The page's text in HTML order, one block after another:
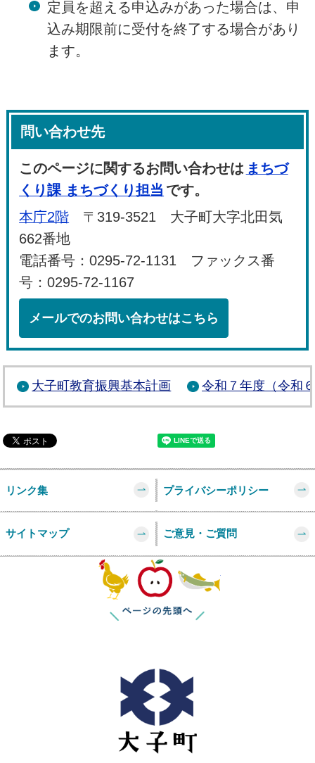
定員を超える申込みがあった場合は、申
込み期限前に受付を終了する場合があり
ます。
問い合わせ先
このページに関するお問い合わせは まちづ
くり課 まちづくり担当 です。
本庁2階 〒319-3521 大子町大字北田気
662番地
電話番号：0295-72-1131 ファックス番
号：0295-72-1167
メールでのお問い合わせはこちら
大子町教育振興基本計画 令和７年度（令和
リンク集 プライバシーポリシー
サイトマップ ご意見・ご質問